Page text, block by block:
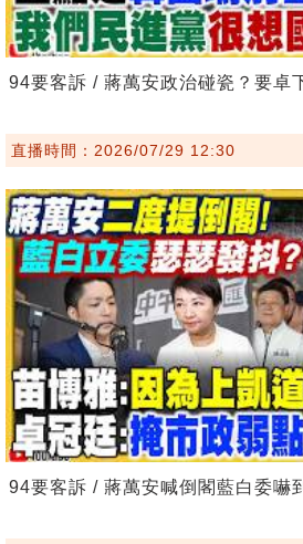
94要客訴 / 蔣萬安政治碰瓷？要卓
直播時間：2026/07/29 12:30
94要客訴 / 蔣萬安喊倒閣藍白委嚇